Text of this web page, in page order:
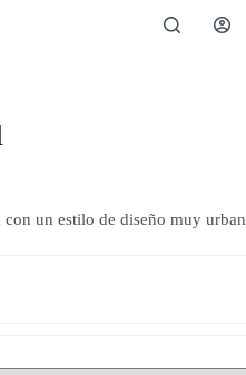
un estilo de diseño muy urban